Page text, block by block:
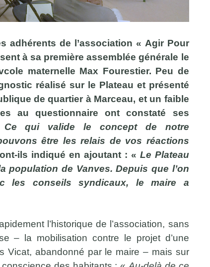
adhérents de l’association « Agir Pour
à sa première assemblée générale le
maternelle Max Fourestier. Peu de
réalisé sur le Plateau et présenté
de quartier à Marceau, et un faible
au questionnaire ont constaté ses
Ce qui valide le concept de notre
être les relais de vos réactions
ils indiqué en ajoutant : « Le Plateau
population de Vanves. Depuis que l’on
les conseils syndicaux, le maire a
l’historique de l’association, sans
– la mobilisation contre le projet d’une
Vicat, abandonné par le maire – mais sur